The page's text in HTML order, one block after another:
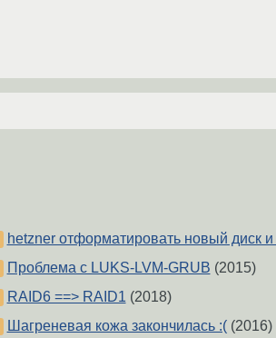
hetzner отформатировать новый диск
Проблема с LUKS-LVM-GRUB (2015)
RAID6 ==> RAID1 (2018)
Шагреневая кожа закончилась :((2016)